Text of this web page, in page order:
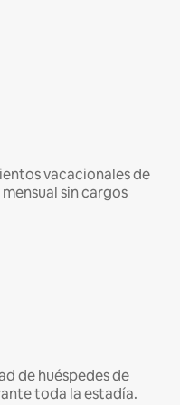
vacacionales de
sin cargos
de huéspedes de
toda la estadía.